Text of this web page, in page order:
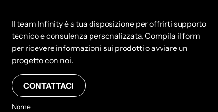
Il team Infinity è a tua disposizione per offrirti supporto
tecnico e consulenza personalizzata. Compila il form
per ricevere informazioni sui prodotti o avviare un
progetto con noi.
CONTATTACI
Nome